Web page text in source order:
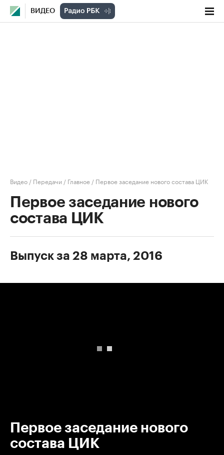
ВИДЕО
Видео / Передачи / Главное / Первое заседание нового состава ЦИК
Первое заседание нового
состава ЦИК
Выпуск за 28 марта, 2016
Первое заседание нового
состава ЦИК